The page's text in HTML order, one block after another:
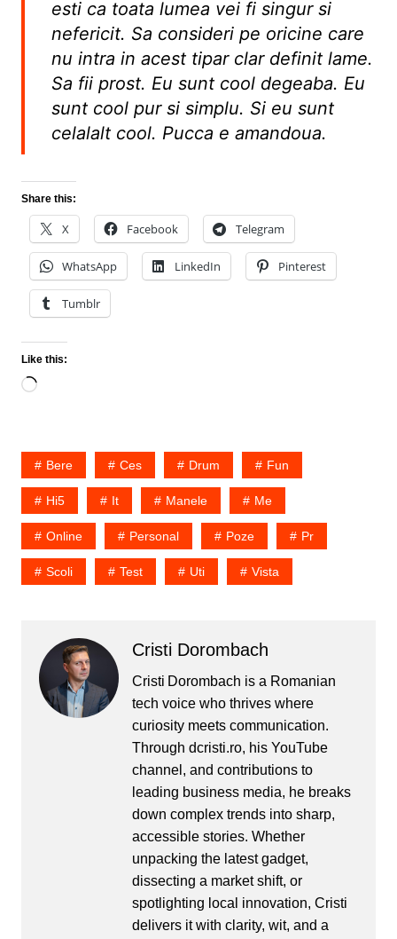
esti ca toata lumea vei fi singur si
nefericit. Sa consideri pe oricine care
nu intra in acest tipar clar definit lame.
Sa fii prost. Eu sunt cool degeaba. Eu
sunt cool pur si simplu. Si eu sunt
celalalt cool. Pucca e amandoua.
Share this:
X Facebook Telegram
WhatsApp LinkedIn Pinterest
Tumblr
Like this:
Loading…
Bere Ces Drum Fun
Hi5 It Manele Me
Online Personal Poze Pr
Scoli Test Uti Vista
Cristi Dorombach
Cristi Dorombach is a Romanian
tech voice who thrives where
curiosity meets communication.
Through dcristi.ro, his YouTube
channel, and contributions to
leading business media, he breaks
down complex trends into sharp,
accessible stories. Whether
unpacking the latest gadget,
dissecting a market shift, or
spotlighting local innovation, Cristi
delivers it with clarity, wit, and a